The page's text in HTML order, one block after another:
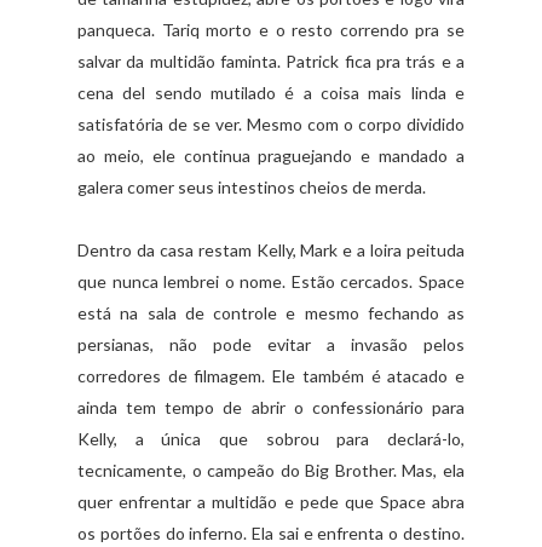
panqueca. Tariq morto e o resto correndo pra se
salvar da multidão faminta. Patrick fica pra trás e a
cena del sendo mutilado é a coisa mais linda e
satisfatória de se ver. Mesmo com o corpo dividido
ao meio, ele continua praguejando e mandado a
galera comer seus intestinos cheios de merda.
Dentro da casa restam Kelly, Mark e a loira peituda
que nunca lembrei o nome. Estão cercados. Space
está na sala de controle e mesmo fechando as
persianas, não pode evitar a invasão pelos
corredores de filmagem. Ele também é atacado e
ainda tem tempo de abrir o confessionário para
Kelly, a única que sobrou para declará-lo,
tecnicamente, o campeão do Big Brother. Mas, ela
quer enfrentar a multidão e pede que Space abra
os portões do inferno. Ela sai e enfrenta o destino.